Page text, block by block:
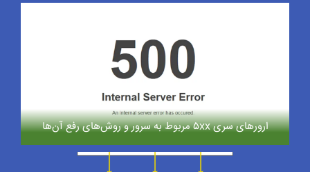
ارورهای سری ۵xx مربوط به سرور و روش‌های رفع آن‌ها